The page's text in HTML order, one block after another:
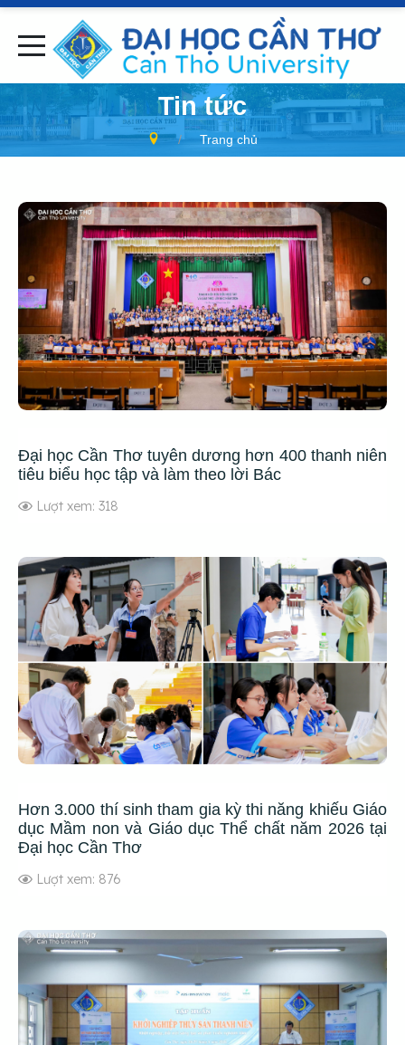
Tin tức
Trang chủ
Đại học Cần Thơ tuyên dương hơn 400 thanh niên
tiêu biểu học tập và làm theo lời Bác
Lượt xem: 318
Hơn 3.000 thí sinh tham gia kỳ thi năng khiếu Giáo
dục Mầm non và Giáo dục Thể chất năm 2026 tại
Đại học Cần Thơ
Lượt xem: 876